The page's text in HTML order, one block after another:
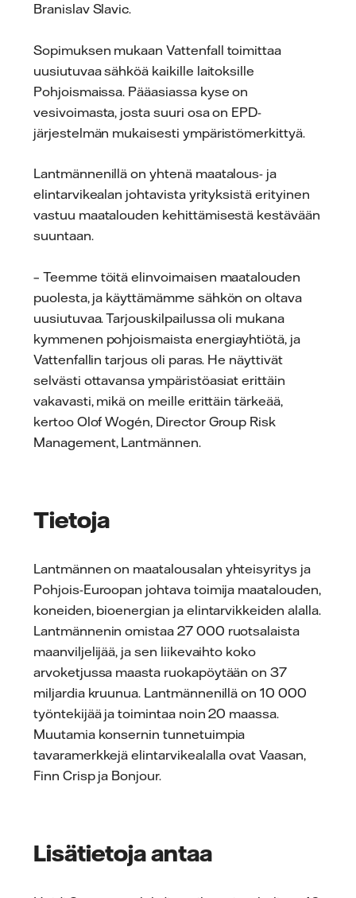
Branislav Slavic.
Sopimuksen mukaan Vattenfall toimittaa
uusiutuvaa sähköä kaikille laitoksille
Pohjoismaissa. Pääasiassa kyse on
vesivoimasta, josta suuri osa on EPD-
järjestelmän mukaisesti ympäristömerkittyä.
Lantmännenillä on yhtenä maatalous- ja
elintarvikealan johtavista yrityksistä erityinen
vastuu maatalouden kehittämisestä kestävään
suuntaan.
– Teemme töitä elinvoimaisen maatalouden
puolesta, ja käyttämämme sähkön on oltava
uusiutuvaa. Tarjouskilpailussa oli mukana
kymmenen pohjoismaista energiayhtiötä, ja
Vattenfallin tarjous oli paras. He näyttivät
selvästi ottavansa ympäristöasiat erittäin
vakavasti, mikä on meille erittäin tärkeää,
kertoo Olof Wogén, Director Group Risk
Management, Lantmännen.
Tietoja
Lantmännen on maatalousalan yhteisyritys ja
Pohjois-Euroopan johtava toimija maatalouden,
koneiden, bioenergian ja elintarvikkeiden alalla.
Lantmännenin omistaa 27 000 ruotsalaista
maanviljelijää, ja sen liikevaihto koko
arvoketjussa maasta ruokapöytään on 37
miljardia kruunua. Lantmännenillä on 10 000
työntekijää ja toimintaa noin 20 maassa.
Muutamia konsernin tunnetuimpia
tavaramerkkejä elintarvikealalla ovat Vaasan,
Finn Crisp ja Bonjour.
Lisätietoja antaa